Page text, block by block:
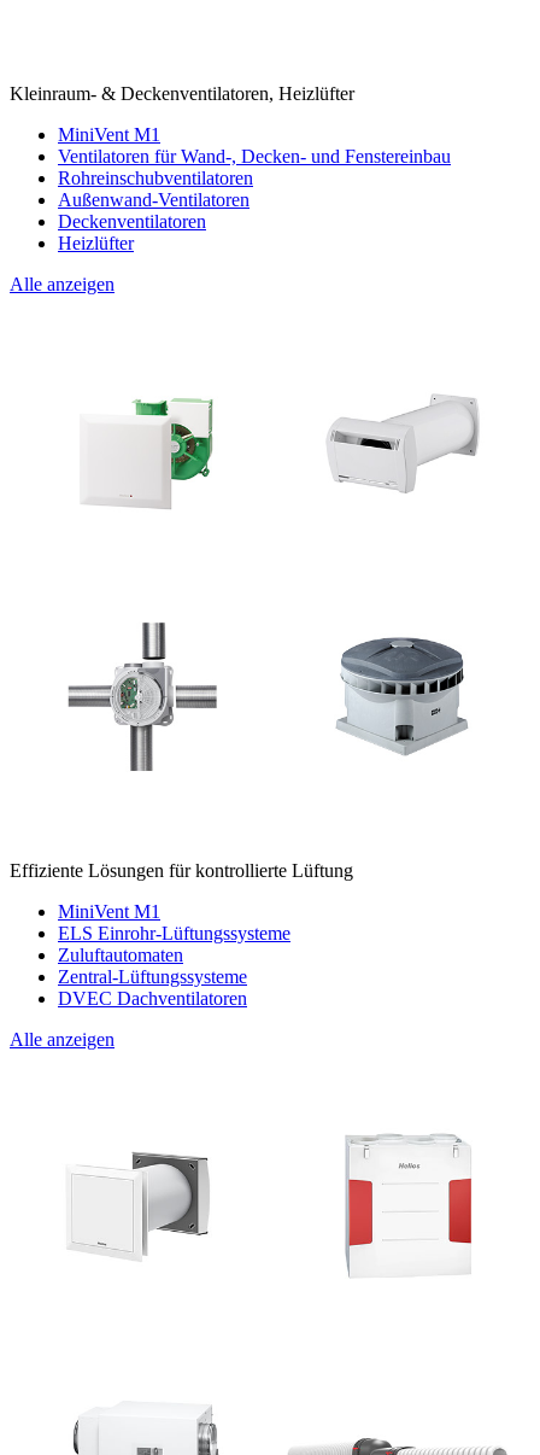
Kleinraum- & Deckenventilatoren, Heizlüfter
MiniVent M1
Ventilatoren für Wand-, Decken- und Fenstereinbau
Rohreinschubventilatoren
Außenwand-Ventilatoren
Deckenventilatoren
Heizlüfter
Alle anzeigen
Effiziente Lösungen für kontrollierte Lüftung
MiniVent M1
ELS Einrohr-Lüftungssysteme
Zuluftautomaten
Zentral-Lüftungssysteme
DVEC Dachventilatoren
Alle anzeigen